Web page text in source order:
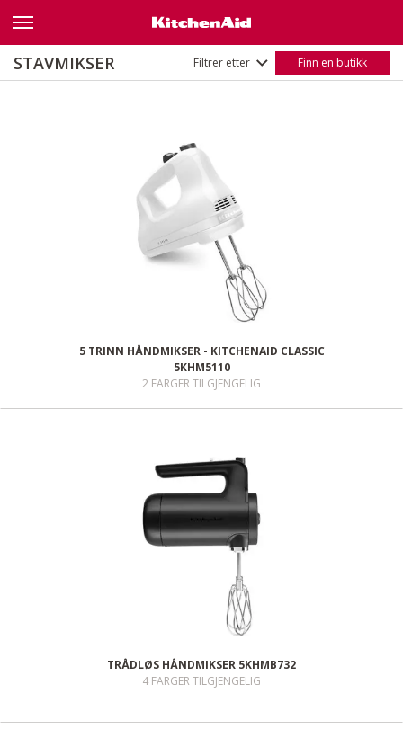
STAVMIKSER Filtrer etter Finn en butikk
1,17 kg
A–Å
Å–A
5 TRINN HÅNDMIKSER - KITCHENAID CLASSIC
5KHM5110
2 FARGER TILGJENGELIG
TRÅDLØS HÅNDMIKSER 5KHMB732
4 FARGER TILGJENGELIG